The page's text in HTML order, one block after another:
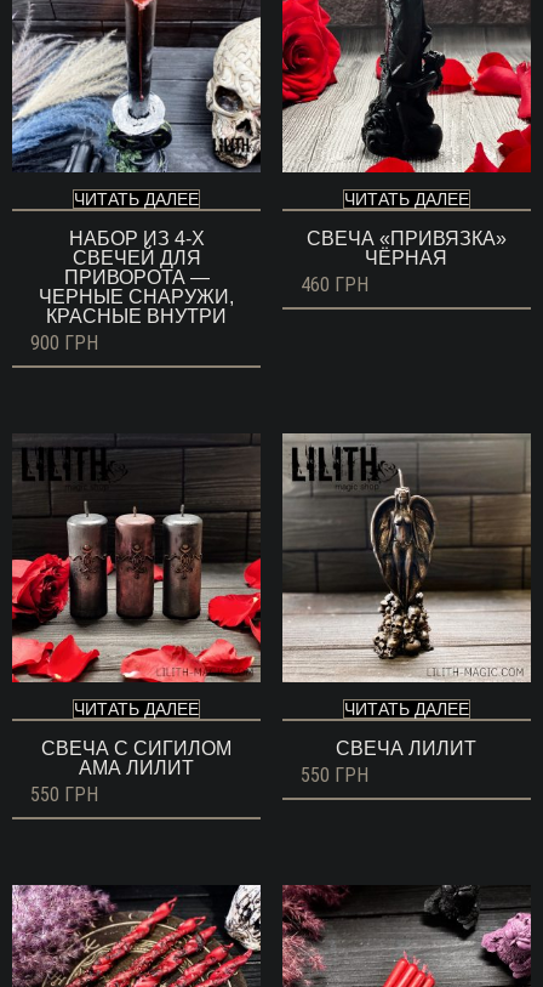
ЧИТАТЬ ДАЛЕЕ
НАБОР ИЗ 4-Х
СВЕЧЕЙ ДЛЯ
ПРИВОРОТА —
ЧЕРНЫЕ СНАРУЖИ,
КРАСНЫЕ ВНУТРИ
900 ГРН
ЧИТАТЬ ДАЛЕЕ
СВЕЧА «ПРИВЯЗКА»
ЧЁРНАЯ
460 ГРН
ЧИТАТЬ ДАЛЕЕ
СВЕЧА С СИГИЛОМ
АМА ЛИЛИТ
550 ГРН
ЧИТАТЬ ДАЛЕЕ
СВЕЧА ЛИЛИТ
550 ГРН